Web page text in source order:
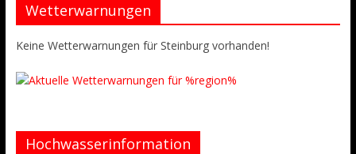
Wetterwarnungen
Keine Wetterwarnungen für Steinburg vorhanden!
Hochwasserinformation